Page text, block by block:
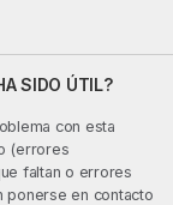
SIDO ÚTIL?
con esta
(errores
faltan o errores
ponerse en contacto